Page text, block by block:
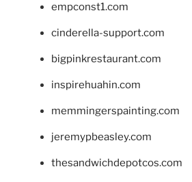
empconst1.com
cinderella-support.com
bigpinkrestaurant.com
inspirehuahin.com
memmingerspainting.com
jeremypbeasley.com
thesandwichdepotcos.com